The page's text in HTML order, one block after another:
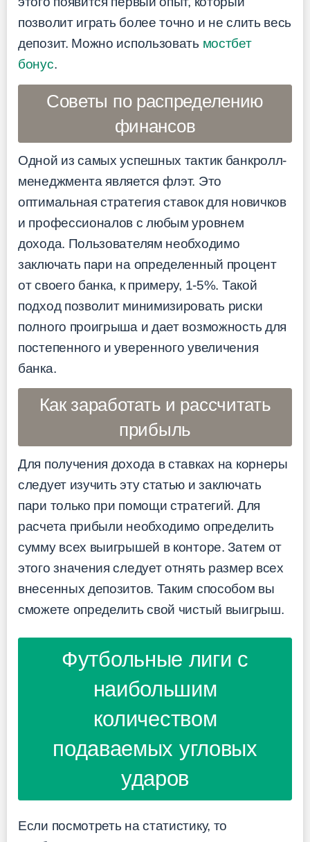
позволит играть более точно и не слить весь
депозит. Можно использовать мостбет
бонус.
Советы по распределению
финансов
Одной из самых успешных тактик банкролл-
менеджмента является флэт. Это
оптимальная стратегия ставок для новичков
и профессионалов с любым уровнем
дохода. Пользователям необходимо
заключать пари на определенный процент
от своего банка, к примеру, 1-5%. Такой
подход позволит минимизировать риски
полного проигрыша и дает возможность для
постепенного и уверенного увеличения
банка.
Как заработать и рассчитать
прибыль
Для получения дохода в ставках на корнеры
следует изучить эту статью и заключать
пари только при помощи стратегий. Для
расчета прибыли необходимо определить
сумму всех выигрышей в конторе. Затем от
этого значения следует отнять размер всех
внесенных депозитов. Таким способом вы
сможете определить свой чистый выигрыш.
Футбольные лиги с
наибольшим
количеством
подаваемых угловых
ударов
Если посмотреть на статистику, то